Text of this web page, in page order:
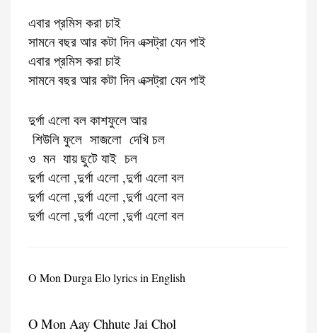
এবার প্রমিস করা চাই
সামনে বছর আর কটা দিন এক্সট্রা যেন পাই
এবার প্রমিস করা চাই
সামনে বছর আর কটা দিন এক্সট্রা যেন পাই
দুর্গা এলো বল কাশফুলে আর
শিউলি ফুলে সাজলো দেখি চল
ও মন যায় ছুটে যাই চল
দুর্গা এলো ,দুর্গা এলো ,দুর্গা এলো বল
দুর্গা এলো ,দুর্গা এলো ,দুর্গা এলো বল
দুর্গা এলো ,দুর্গা এলো ,দুর্গা এলো বল
O Mon Durga Elo lyrics in English
O Mon Aay Chhute Jai Chol